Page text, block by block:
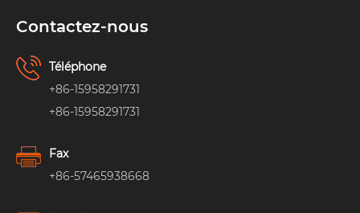
Contactez-nous
Téléphone
+86-15958291731
+86-15958291731
Fax
+86-57465938668